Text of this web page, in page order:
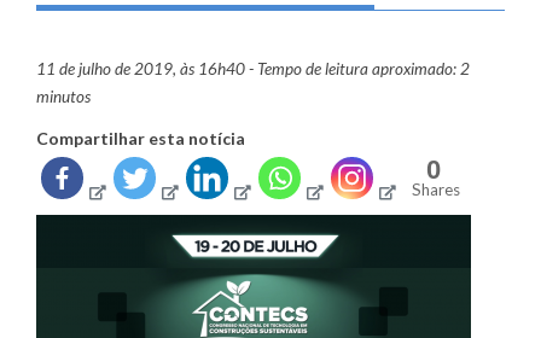
11 de julho de 2019, às 16h40 - Tempo de leitura aproximado: 2
minutos
Compartilhar esta notícia
0
Shares